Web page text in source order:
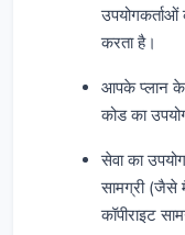
करता है।
आपके प्लान के
कोड का
सेवा का
सामग्री (जैसे
कॉपीराइट